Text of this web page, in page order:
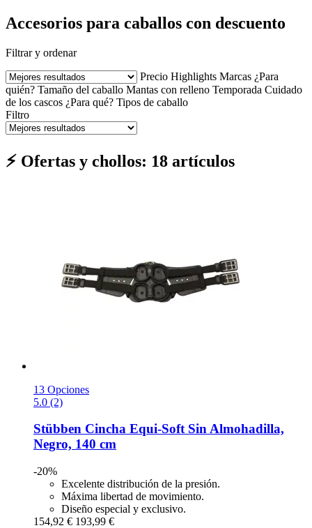
Accesorios para caballos con descuento
Filtrar y ordenar
Precio Highlights Marcas ¿Para
quién? Tamaño del caballo Mantas con relleno Temporada Cuidado
de los cascos ¿Para qué? Tipos de caballo
Filtro
⚡ Ofertas y chollos: 18 artículos
13 Opciones
5.0 (2)
Stübben Cincha Equi-​Soft Sin Almohadilla,
Negro, 140 cm
-20%
Excelente distribución de la presión.
Máxima libertad de movimiento.
Diseño especial y exclusivo.
154,92 € 193,99 €